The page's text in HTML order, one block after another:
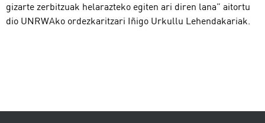
gizarte zerbitzuak helarazteko egiten ari diren lana” aitortu
dio UNRWAko ordezkaritzari Iñigo Urkullu Lehendakariak.